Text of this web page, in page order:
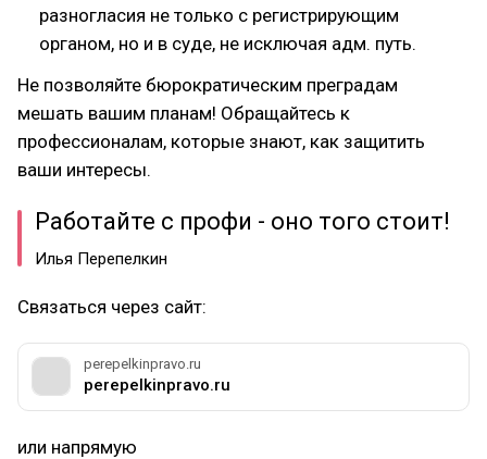
разногласия не только с регистрирующим
органом, но и в суде, не исключая адм. путь.
Не позволяйте бюрократическим преградам
мешать вашим планам! Обращайтесь к
профессионалам, которые знают, как защитить
ваши интересы.
Работайте с профи - оно того стоит!
Илья Перепелкин
Связаться через сайт:
perepelkinpravo.ru
perepelkinpravo.ru
или напрямую